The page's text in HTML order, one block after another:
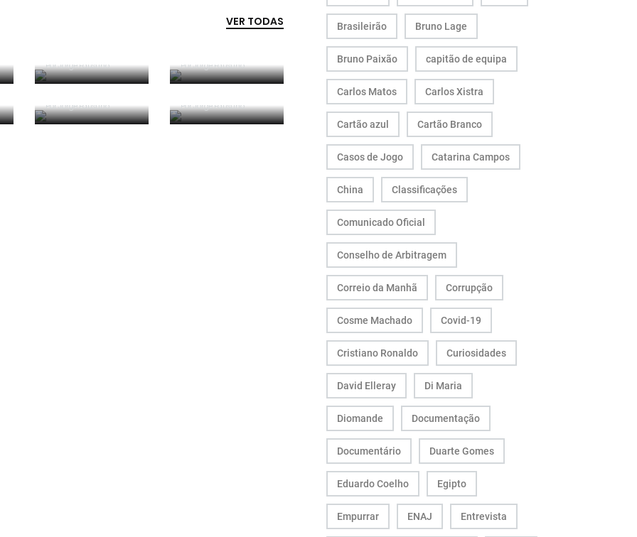
VER TODAS
PorJorge Faustino PorJorge Faustino
Critério e
PorJorge Faustino
Forma vs
PorJorge Faustino
Brasileirão Bruno Lage
Bruno Paixão capitão de equipa
Carlos Matos Carlos Xistra
Cartão azul Cartão Branco
Casos de Jogo Catarina Campos
China Classificações
Comunicado Oficial
Conselho de Arbitragem
Correio da Manhã Corrupção
Cosme Machado Covid-19
Cristiano Ronaldo Curiosidades
David Elleray Di Maria
Diomande Documentação
Documentário Duarte Gomes
Eduardo Coelho Egipto
Empurrar ENAJ Entrevista